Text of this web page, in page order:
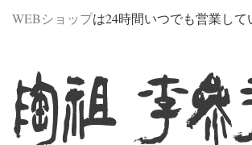
WEBショップは24時間いつでも営業して